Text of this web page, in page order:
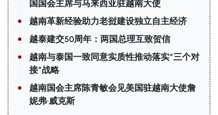
国国会主席与马来西亚驻越南大使
越南革新经验助力老挝建设独立自主经济
越泰建交50周年：两国总理互致贺信
越南与泰国一致同意实质性推动落实“三个对
接”战略
越南国会主席陈青敏会见美国驻越南大使詹
妮弗·威克斯